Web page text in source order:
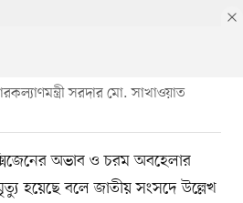
সরদার মো. সাখাওয়াত
অভাব ও চরম অবহেলার
হয়েছে বলে জাতীয় সংসদে উল্লেখ